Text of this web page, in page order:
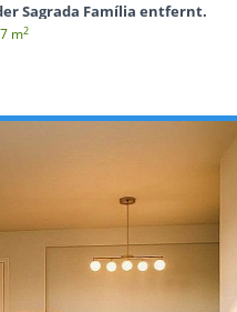
Sagrada Família entfernt.
m2